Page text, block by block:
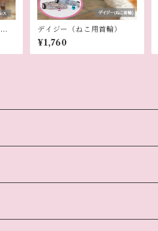
デイジー（ねこ用首輪）
¥1,760